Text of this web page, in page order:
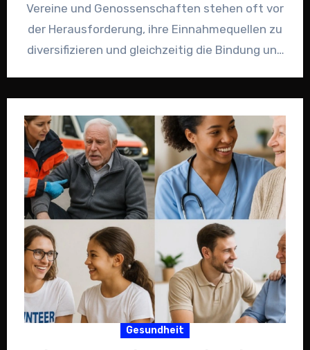
Vereine und Genossenschaften stehen oft vor
der Herausforderung, ihre Einnahmequellen zu
diversifizieren und gleichzeitig die Bindung und
Gesundheit